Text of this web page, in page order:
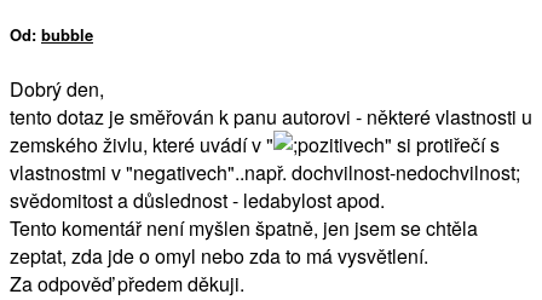
Od: bubble
Dobrý den,
tento dotaz je směřován k panu autorovi - některé vlastnosti u
zemského živlu, které uvádí v "
ozitivech" si protiřečí s
vlastnostmi v "negativech"..např. dochvilnost-nedochvilnost;
svědomitost a důslednost - ledabylost apod.
Tento komentář není myšlen špatně, jen jsem se chtěla
zeptat, zda jde o omyl nebo zda to má vysvětlení.
Za odpověď předem děkuji.